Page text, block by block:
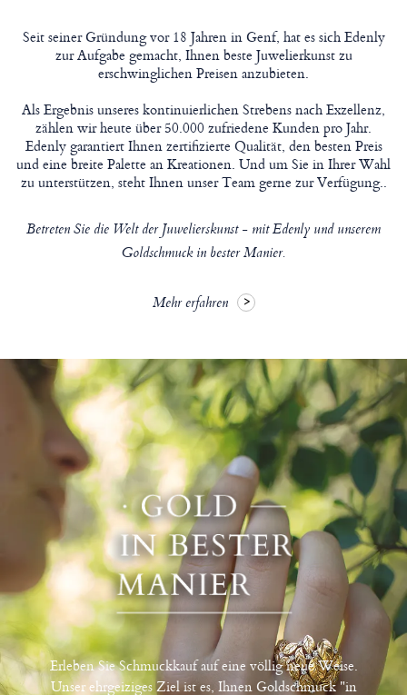
Seit seiner Gründung vor 18 Jahren in Genf, hat es sich Edenly
zur Aufgabe gemacht, Ihnen beste Juwelierkunst zu
erschwinglichen Preisen anzubieten.
Als Ergebnis unseres kontinuierlichen Strebens nach Exzellenz,
zählen wir heute über 50.000 zufriedene Kunden pro Jahr.
Edenly garantiert Ihnen zertifizierte Qualität, den besten Preis
und eine breite Palette an Kreationen. Und um Sie in Ihrer Wahl
zu unterstützen, steht Ihnen unser Team gerne zur Verfügung..
Betreten Sie die Welt der Juwelierskunst - mit Edenly und unserem
Goldschmuck in bester Manier.
Mehr erfahren
Erleben Sie Schmuckkauf auf eine völlig neue Weise.
Unser ehrgeiziges Ziel ist es, Ihnen Goldschmuck "in